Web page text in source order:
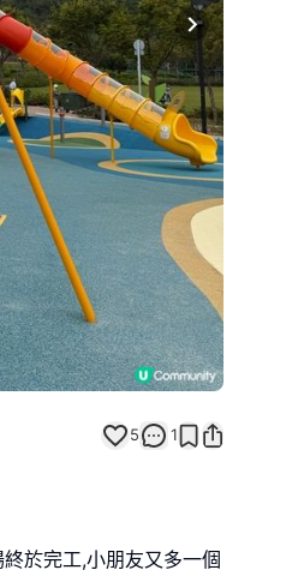
Next slide
5 1
於完工,小朋友又多一個